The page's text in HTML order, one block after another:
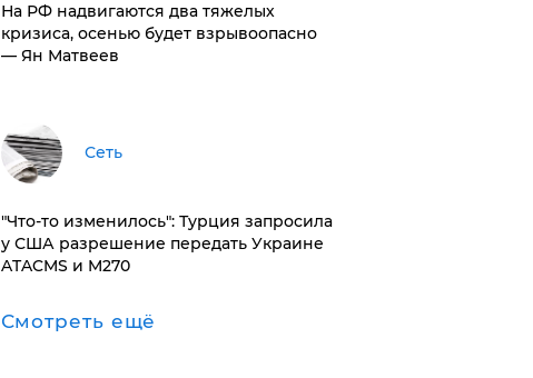
На РФ надвигаются два тяжелых
кризиса, осенью будет взрывоопасно
— Ян Матвеев
Сеть
​"Что-то изменилось": Турция запросила
у США разрешение передать Украине
ATACMS и M270
Смотреть ещё